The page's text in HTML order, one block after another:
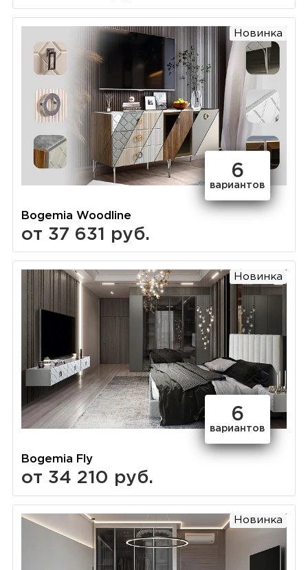
Новинка
6
вариантов
Bogemia Woodline
от 37 631 руб.
Новинка
6
вариантов
Bogemia Fly
от 34 210 руб.
Новинка